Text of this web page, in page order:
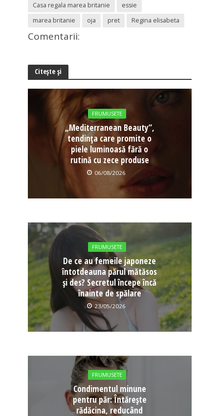
Casa regala marea britanie
essie
marea britanie
oja pret Regina elisabeta
Comentarii:
Citește și
FRUMUSETE
„Mediterranean Beauty”,
tendința care promite o
piele luminoasă fără o
rutină cu zece produse
06/08/2026
FRUMUSETE
De ce au femeile japoneze
întotdeauna părul mătăsos
și des? Secretul începe încă
înainte de spălare
23/05/2026
FRUMUSETE
Condimentul minune
pentru păr: Întărește
rădăcina, reducând